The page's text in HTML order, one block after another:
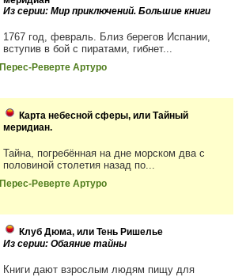
Из серии: Мир приключений. Большие книги
1767 год, февраль. Близ берегов Испании,
вступив в бой с пиратами, гибнет...
Перес-Реверте Артуро
Карта небесной сферы, или Тайный
меридиан.
Тайна, погребённая на дне морском два с
половиной столетия назад по...
Перес-Реверте Артуро
Клуб Дюма, или Тень Ришелье
Из серии: Обаяние тайны
Книги дают взрослым людям пищу для